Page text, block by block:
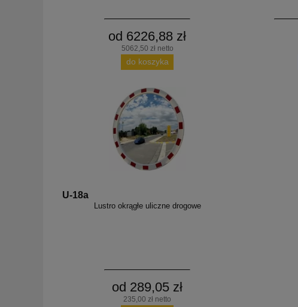
od 6226,88 zł
5062,50 zł netto
do koszyka
U-18a
Lustro okrągłe uliczne drogowe
od 289,05 zł
235,00 zł netto